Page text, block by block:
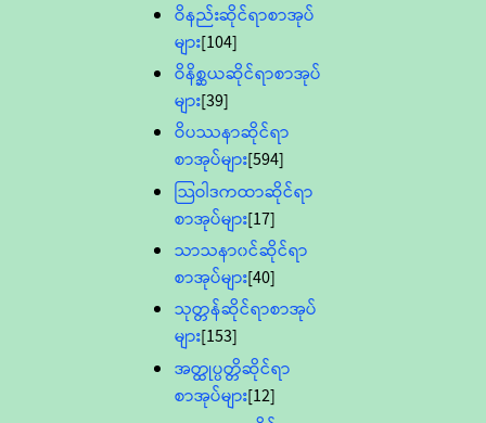
ဝိနည်းဆိုင်ရာစာအုပ်
များ[104]
ဝိနိစ္ဆယဆိုင်ရာစာအုပ်
များ[39]
ဝိပဿနာဆိုင်ရာ
စာအုပ်များ[594]
သြဝါဒကထာဆိုင်ရာ
စာအုပ်များ[17]
သာသနာ၀င်ဆိုင်ရာ
စာအုပ်များ[40]
သုတ္တန်ဆိုင်ရာစာအုပ်
များ[153]
အတ္ထုပ္ပတ္တိဆိုင်ရာ
စာအုပ်များ[12]